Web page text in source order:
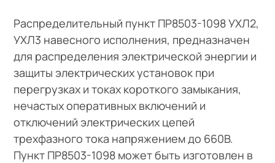
Распределительный пункт ПР8503-1098 УХЛ2,
УХЛ3 навесного исполнения, предназначен
для распределения электрической энергии и
защиты электрических установок при
перегрузках и токах короткого замыкания,
нечастых оперативных включений и
отключений электрических цепей
трехфазного тока напряжением до 660В.
Пункт ПР8503-1098 может быть изготовлен в